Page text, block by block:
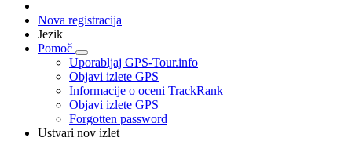
Nova registracija
Jezik
Pomoč
Uporabljaj GPS-Tour.info
Objavi izlete GPS
Informacije o oceni TrackRank
Objavi izlete GPS
Forgotten password
Ustvari nov izlet